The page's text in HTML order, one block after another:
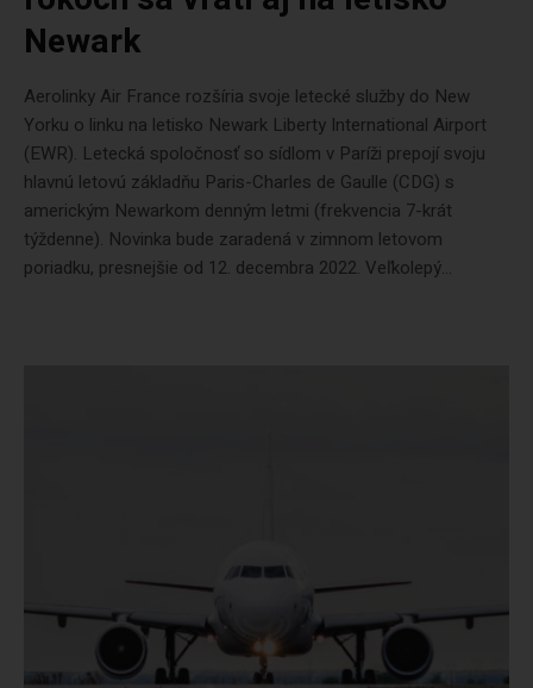
Newark
Aerolinky Air France rozšíria svoje letecké služby do New
Yorku o linku na letisko Newark Liberty International Airport
(EWR). Letecká spoločnosť so sídlom v Paríži prepojí svoju
hlavnú letovú základňu Paris-Charles de Gaulle (CDG) s
americkým Newarkom denným letmi (frekvencia 7-krát
týždenne). Novinka bude zaradená v zimnom letovom
poriadku, presnejšie od 12. decembra 2022. Veľkolepý...